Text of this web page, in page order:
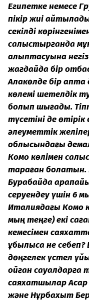
Египетке немесе
пікір жиі
секілді
салыстырғанда
қалыптасуына
жағдайда бір
Алакөлде бір
көлемі шетелдік
болып шығады.
түсетіні де өтірік
әлеуметтік
облысындағы
Комо көлімен
тараған болатын.
Бурабайда
серуендеу үшін 6
Италиядағы Комо
мың теңге) екі
кемесімен
құбылысқа не
дөңгелек үстел
қойған
саяхатшылар
және Нұрбахыт